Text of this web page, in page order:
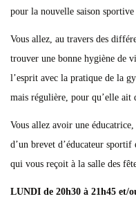
pour la nouvelle saison
Vous allez, au travers des
trouver une bonne hygiène de
l’esprit avec la pratique de la
mais régulière, pour qu’elle ait
Vous allez avoir une
d’un brevet d’éducateur
qui vous reçoit à la salle des
LUNDI de 20h30 à 21h45 et/